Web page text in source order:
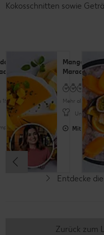
Kokosschnitten sowie
de
15 Minuten
Mango-
Maracuja-
Mehr als 60
Mit Video
Entdecke
Zurück zum